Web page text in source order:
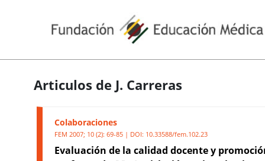
Articulos de J. Carreras
Colaboraciones
FEM 2007; 10 (2): 69-85 | DOI: 10.33588/fem.102.23
Evaluación de la calidad docente y